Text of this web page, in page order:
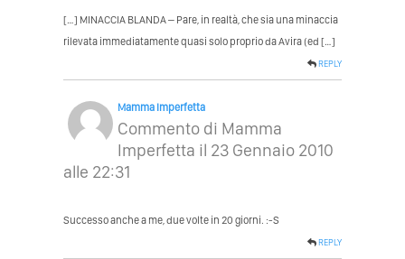
[…] MINACCIA BLANDA – Pare, in realtà, che sia una minaccia
rilevata immediatamente quasi solo proprio da Avira (ed […]
REPLY
Mamma Imperfetta
Commento di Mamma
Imperfetta il 23 Gennaio 2010
alle 22:31
Successo anche a me, due volte in 20 giorni. :-S
REPLY